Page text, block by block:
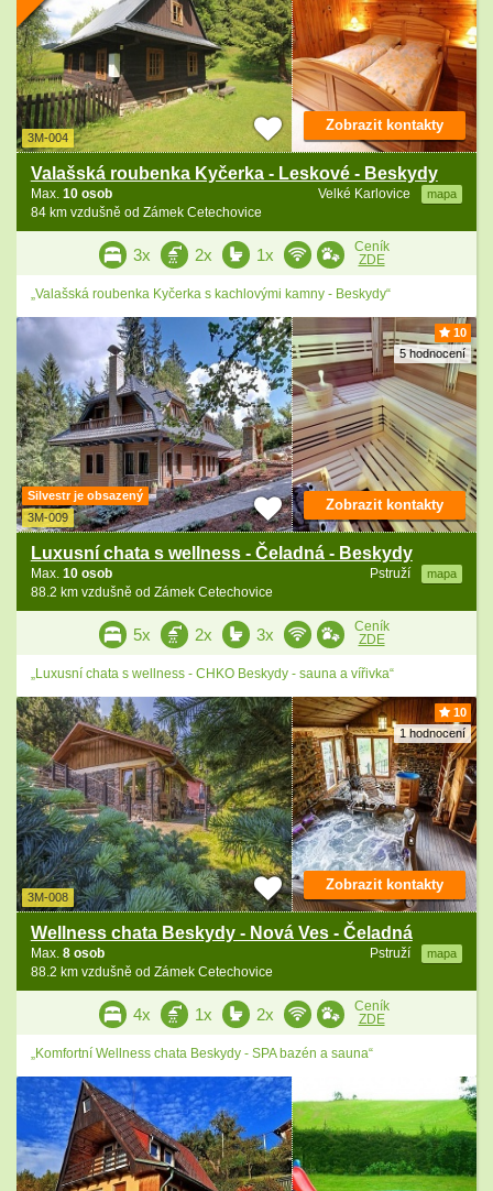
3M-004
Valašská roubenka Kyčerka - Leskové - Beskydy
Velké Karlovice mapa
Max. 10 osob
84 km vzdušně od Zámek Cetechovice
Zobrazit kontakty
3x 2x 1x
Ceník
ZDE
„Valašská roubenka Kyčerka s kachlovými kamny - Beskydy“
10
5 hodnocení
Silvestr je obsazený
3M-009
Luxusní chata s wellness - Čeladná - Beskydy
Pstruží mapa
Max. 10 osob
88.2 km vzdušně od Zámek Cetechovice
Zobrazit kontakty
5x 2x 3x
Ceník
ZDE
„Luxusní chata s wellness - CHKO Beskydy - sauna a vířivka“
10
1 hodnocení
3M-008
Wellness chata Beskydy - Nová Ves - Čeladná
Pstruží mapa
Max. 8 osob
88.2 km vzdušně od Zámek Cetechovice
Zobrazit kontakty
4x 1x 2x
Ceník
ZDE
„Komfortní Wellness chata Beskydy - SPA bazén a sauna“